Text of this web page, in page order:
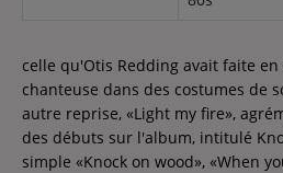
Contact
Contact
celle qu'Otis Redding avait faite
chanteuse dans des costumes de
autre reprise, «Light my fire»,
des débuts sur l'album, intitulé
simple «Knock on wood», «When